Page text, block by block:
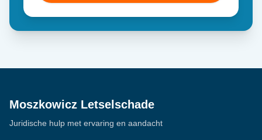
Moszkowicz Letselschade
Juridische hulp met ervaring en aandacht